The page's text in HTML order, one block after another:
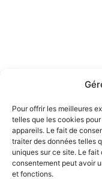
Pour offrir les meilleures
telles que les cookies
appareils. Le fait de
traiter des données telles
uniques sur ce site. Le
consentement peut avoir
et fonctions.